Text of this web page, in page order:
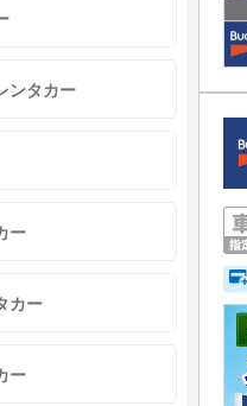
ンタカー
ー
カー
ー